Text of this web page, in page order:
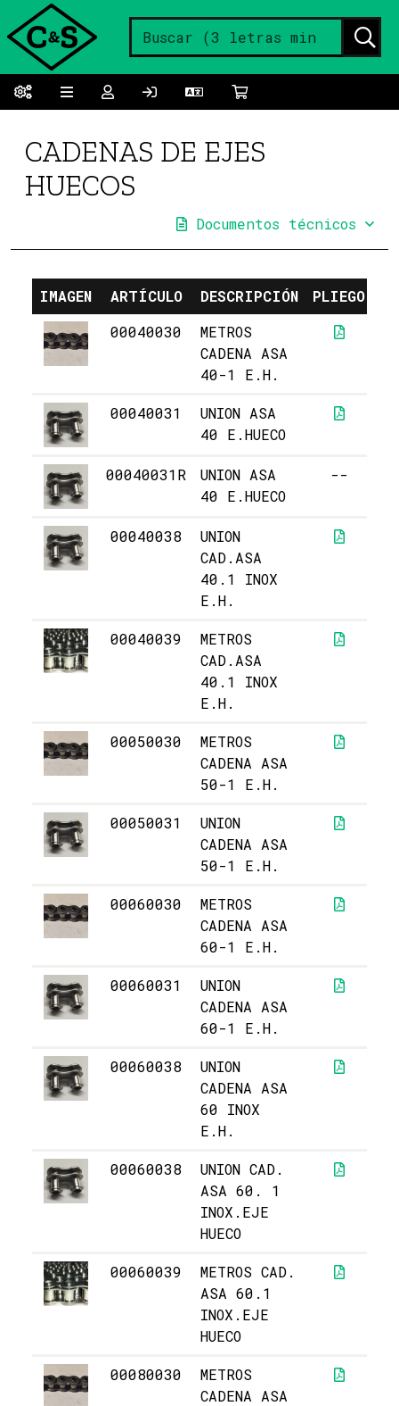
CADENAS DE EJES
HUECOS
Documentos técnicos
IMAGEN ARTÍCULO DESCRIPCIÓN PLIEGO
00040030
METROS
CADENA ASA
40-1 E.H.
00040031
UNION ASA
40 E.HUECO
00040031R
UNION ASA
40 E.HUECO
--
00040038
UNION
CAD.ASA
40.1 INOX
E.H.
00040039
METROS
CAD.ASA
40.1 INOX
E.H.
00050030
METROS
CADENA ASA
50-1 E.H.
00050031
UNION
CADENA ASA
50-1 E.H.
00060030
METROS
CADENA ASA
60-1 E.H.
00060031
UNION
CADENA ASA
60-1 E.H.
00060038
UNION
CADENA ASA
60 INOX
E.H.
00060038
UNION CAD.
ASA 60. 1
INOX.EJE
HUECO
00060039
METROS CAD.
ASA 60.1
INOX.EJE
HUECO
00080030
METROS
CADENA ASA